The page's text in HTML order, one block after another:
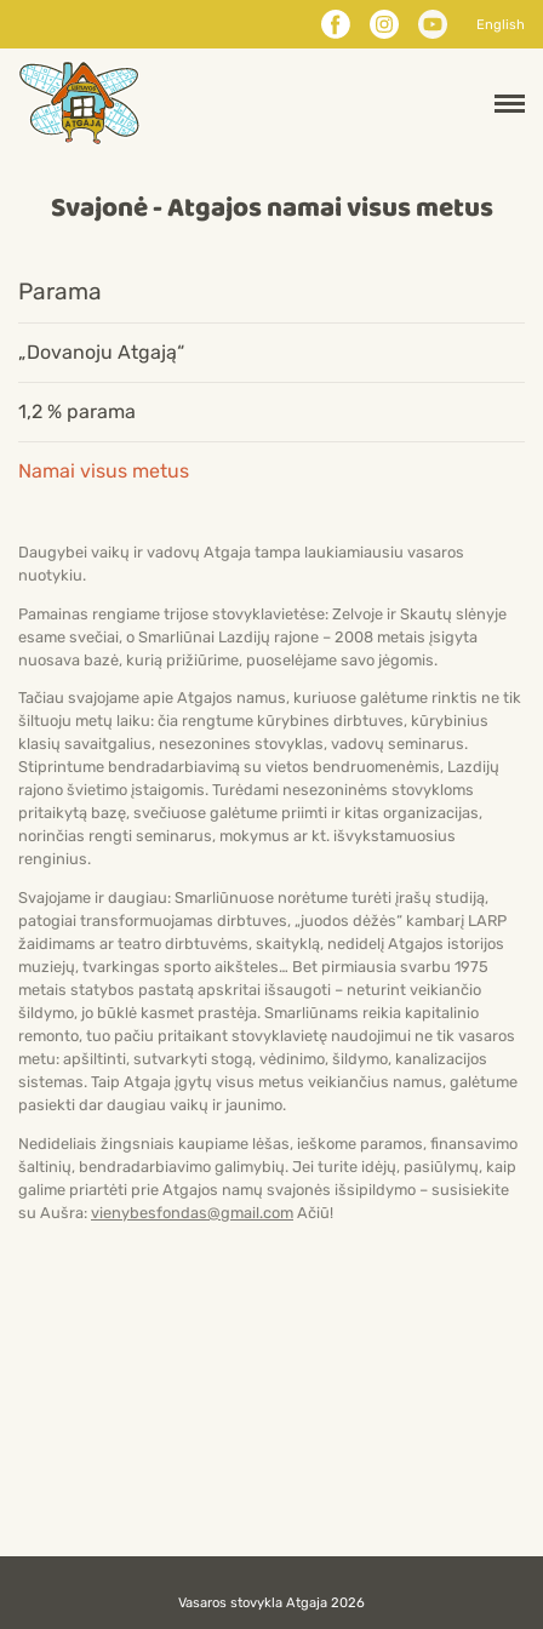
English
Svajonė - Atgajos namai visus metus
Parama
„Dovanoju Atgają“
1,2 % parama
Namai visus metus
Daugybei vaikų ir vadovų Atgaja tampa laukiamiausiu vasaros
nuotykiu.
Pamainas rengiame trijose stovyklavietėse: Zelvoje ir Skautų slėnyje
esame svečiai, o Smarliūnai Lazdijų rajone – 2008 metais įsigyta
nuosava bazė, kurią prižiūrime, puoselėjame savo jėgomis.
Tačiau svajojame apie Atgajos namus, kuriuose galėtume rinktis ne tik
šiltuoju metų laiku: čia rengtume kūrybines dirbtuves, kūrybinius
klasių savaitgalius, nesezonines stovyklas, vadovų seminarus.
Stiprintume bendradarbiavimą su vietos bendruomenėmis, Lazdijų
rajono švietimo įstaigomis. Turėdami nesezoninėms stovykloms
pritaikytą bazę, svečiuose galėtume priimti ir kitas organizacijas,
norinčias rengti seminarus, mokymus ar kt. išvykstamuosius
renginius.
Svajojame ir daugiau: Smarliūnuose norėtume turėti įrašų studiją,
patogiai transformuojamas dirbtuves, „juodos dėžės“ kambarį LARP
žaidimams ar teatro dirbtuvėms, skaityklą, nedidelį Atgajos istorijos
muziejų, tvarkingas sporto aikšteles… Bet pirmiausia svarbu 1975
metais statybos pastatą apskritai išsaugoti – neturint veikiančio
šildymo, jo būklė kasmet prastėja. Smarliūnams reikia kapitalinio
remonto, tuo pačiu pritaikant stovyklavietę naudojimui ne tik vasaros
metu: apšiltinti, sutvarkyti stogą, vėdinimo, šildymo, kanalizacijos
sistemas. Taip Atgaja įgytų visus metus veikiančius namus, galėtume
pasiekti dar daugiau vaikų ir jaunimo.
Nedideliais žingsniais kaupiame lėšas, ieškome paramos, finansavimo
šaltinių, bendradarbiavimo galimybių. Jei turite idėjų, pasiūlymų, kaip
galime priartėti prie Atgajos namų svajonės išsipildymo – susisiekite
su Aušra: vienybesfondas@gmail.com Ačiū!
Vasaros stovykla Atgaja 2026